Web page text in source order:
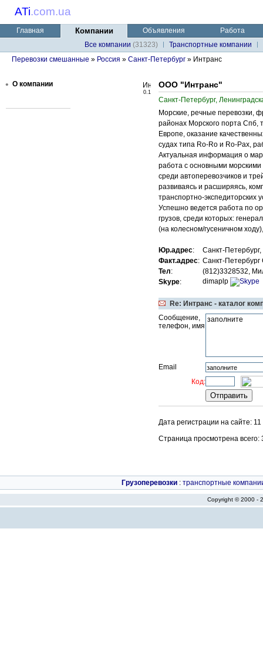
ATi.com.ua
Главная Компании Объявления
Работа
Все компании (31323)
Транспортные компании
Перевозки смешанные » Россия » Санкт-Петербург » Интранс
• О компании
0.1
ООО "Интранс"
Санкт-Петербург,
Морские, речные перевозки,
районах Морского порта Спб,
Европе, оказание
судах типа Ro-Ro и Ro-Pax,
Актуальная информация о
работа с основными
среди автоперевозчиков и
развиваясь и расширяясь,
транспортно-экспедиторских
Успешно ведется работа по
грузов, среди которых:
(на колесном/гусеничном
Юр.адрес:
Санкт-
Факт.адрес: Санкт-
Тел:
(812)3328532,
Skype: dimaplp
Re: Интранс - каталог
Сообщение,
телефон, имя
Email
Код:
Дата регистрации на сайте:
Страница просмотрена всего:
Грузоперевозки : транспортные
Copyright © 2000 -